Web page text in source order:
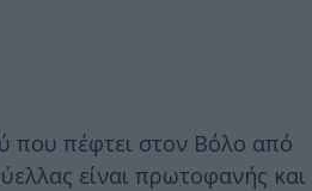
που πέφτει στον Βόλο από
είναι πρωτοφανής και